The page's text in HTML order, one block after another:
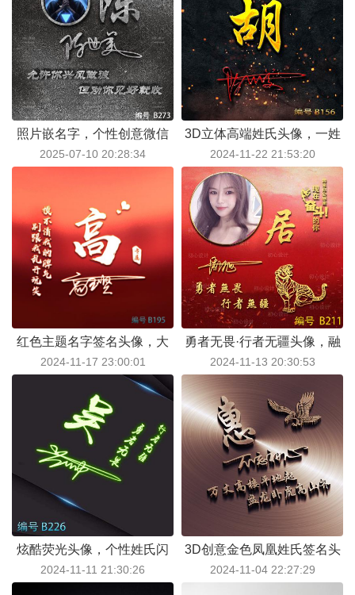
照片嵌名字，个性创意微信
头像来了：拒绝撞款，只做
2025-07-10 20:28:34
3D立体高端姓氏头像，一姓
一名，专属签名，尽显尊贵
身份！
2024-11-22 21:53:20
红色主题名字签名头像，大
字姓氏专属定制
2024-11-17 23:00:01
勇者无畏·行者无疆头像，融
合个人照片、生肖元素与名
2024-11-13 20:30:53
炫酷荧光头像，个性姓氏闪
耀登场，搭配艺术签名更显
2024-11-11 21:30:26
3D创意金色凤凰姓氏签名头
像：高端视觉盛宴，独特魅
2024-11-04 22:27:29